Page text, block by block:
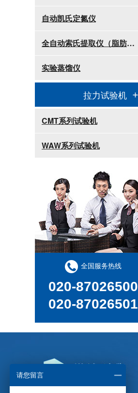
自动凯氏定氮仪
全自动索氏提取仪（脂肪测定仪）
实验蒸馏仪
拉力试验机
CMT系列试验机
WAW系列试验机
全国服务热线
020-87026500
020-87026501
请您留言